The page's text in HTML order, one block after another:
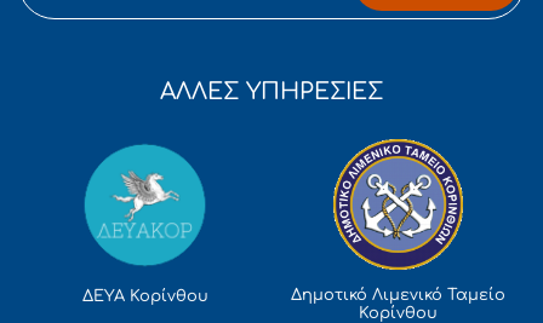
ΑΛΛΕΣ ΥΠΗΡΕΣΙΕΣ
ΔΕΥΑ Κορίνθου
Δημοτικό Λιμενικό Ταμείο
Κορίνθου